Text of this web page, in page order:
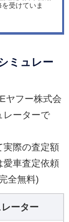
受けていま
ミュレー
ヤフー株式会
レーターで
実際の査定額
愛車査定依頼
全無料)
ーター